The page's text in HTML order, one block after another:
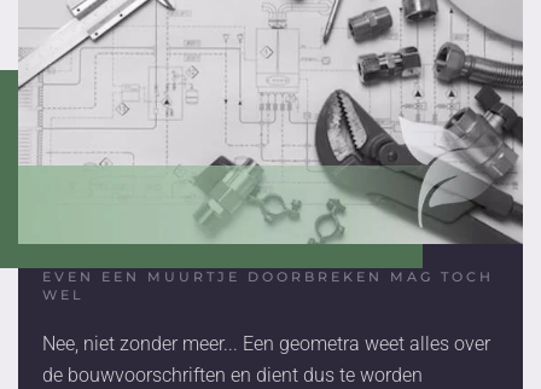
EVEN EEN MUURTJE DOORBREKEN MAG TOCH
WEL
Nee, niet zonder meer... Een geometra weet alles over
de bouwvoorschriften en dient dus te worden